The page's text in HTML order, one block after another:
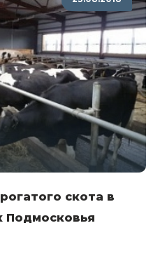
скота в
Подмосковья